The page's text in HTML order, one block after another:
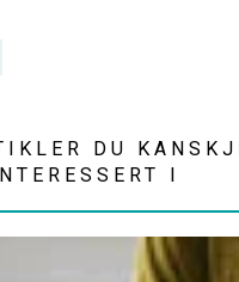
DU
I